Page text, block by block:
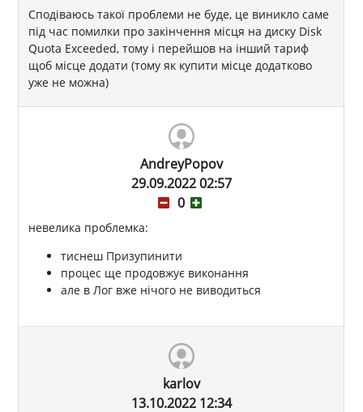
Сподіваюсь такої проблеми не буде, це виникло саме
під час помилки про закінчення місця на диску Disk
Quota Exceeded, тому і перейшов на інший тариф
щоб місце додати (тому як купити місце додатково
уже не можна)
AndreyPopov
29.09.2022 02:57
0
невелика проблемка:
тиснеш Призупинити
процес ще продовжує виконання
але в Лог вже нічого не виводиться
karlov
13.10.2022 12:34